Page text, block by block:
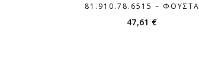
81.910.78.6515 – ΦΟΎΣΤΑ
47,61 €